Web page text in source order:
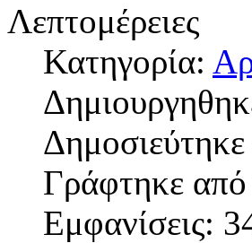
Λεπτομέρειες
Κατηγορία:
Γράφτηκε
Εμφανίσεις: